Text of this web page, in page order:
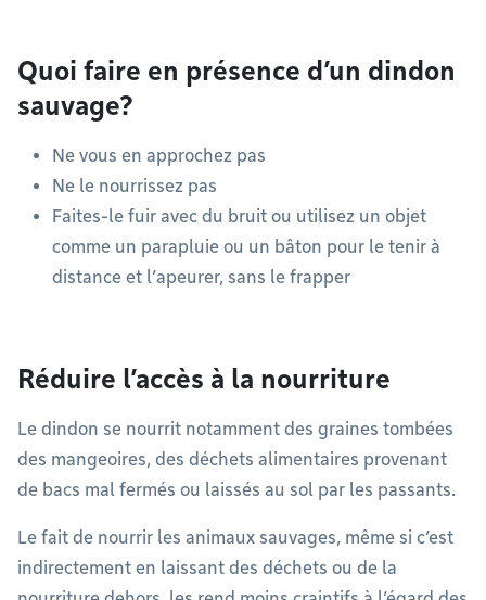
Quoi faire en présence d’un dindon
sauvage?
Ne vous en approchez pas
Ne le nourrissez pas
Faites-le fuir avec du bruit ou utilisez un objet
comme un parapluie ou un bâton pour le tenir à
distance et l’apeurer, sans le frapper
Réduire l’accès à la nourriture
Le dindon se nourrit notamment des graines tombées
des mangeoires, des déchets alimentaires provenant
de bacs mal fermés ou laissés au sol par les passants.
Le fait de nourrir les animaux sauvages, même si c’est
indirectement en laissant des déchets ou de la